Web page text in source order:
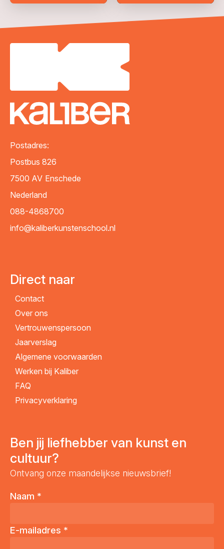
VERZENDEN
Postadres:
Postbus 826
7500 AV Enschede
Nederland
088-4868700
info@kaliberkunstenschool.nl
Direct naar
Contact
Over ons
Vertrouwenspersoon
Jaarverslag
Algemene voorwaarden
Werken bij Kaliber
FAQ
Privacyverklaring
Ben jij liefhebber van kunst en
cultuur?
Ontvang onze maandelijkse nieuwsbrief!
Naam *
E-mailadres *